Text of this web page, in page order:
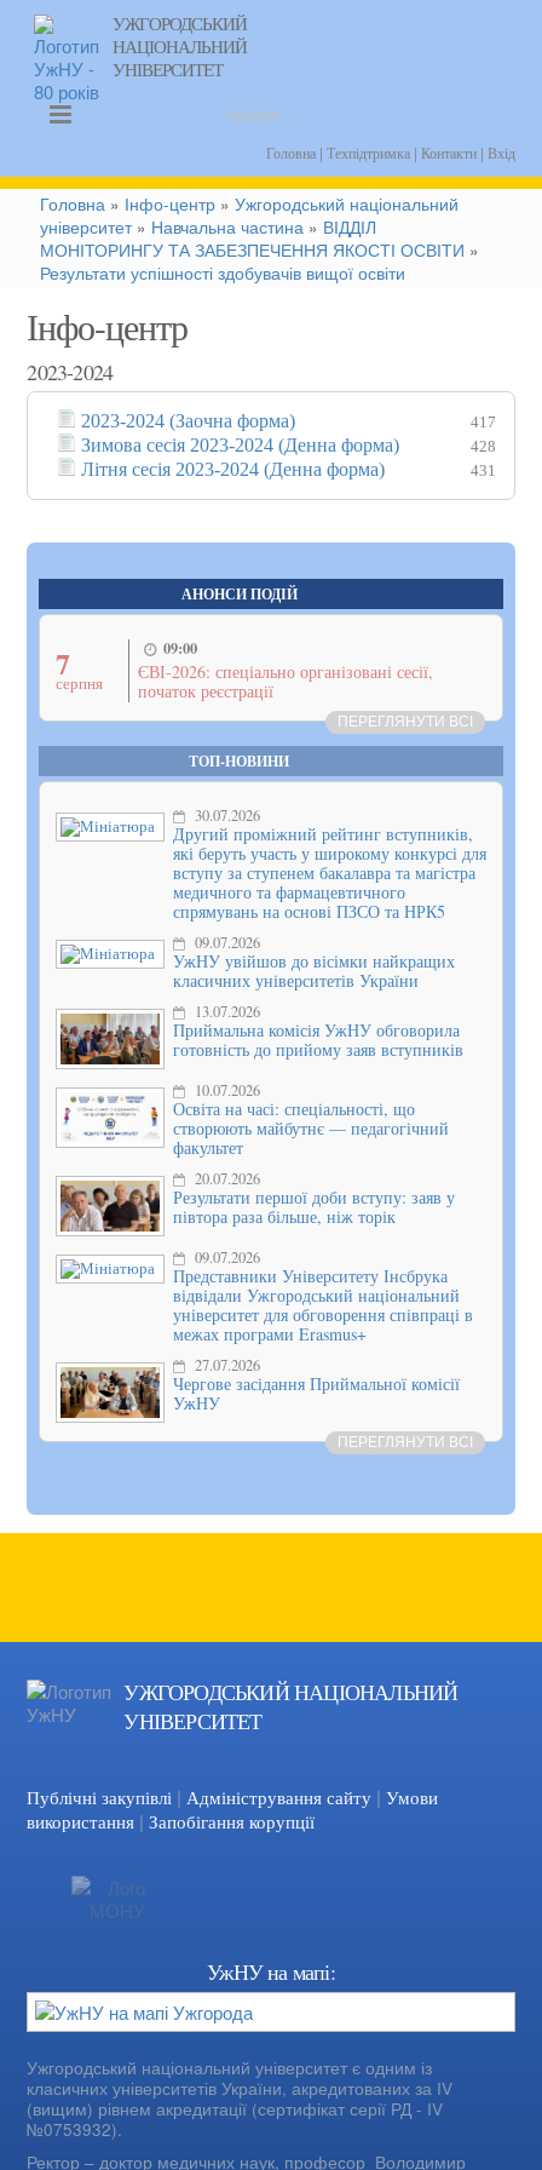
УЖГОРОДСЬКИЙ
НАЦІОНАЛЬНИЙ
УНІВЕРСИТЕТ
Головна| Техпідтримка| Контакти| Вхід
Головна » Інфо-центр »Ужгородський національний
університет» Навчальна частина » ВІДДІЛ
МОНІТОРИНГУ ТА ЗАБЕЗПЕЧЕННЯ ЯКОСТІ ОСВІТИ »
Результати успішності здобувачів вищої освіти
Інфо-центр
2023-2024
2023-2024 (Заочна форма) 417
Зимова сесія 2023-2024 (Денна форма) 428
Літня сесія 2023-2024 (Денна форма) 431
АНОНСИ ПОДІЙ
7
серпня
09:00
ЄВІ-2026: спеціально організовані сесії,
початок реєстрації
ПЕРЕГЛЯНУТИ ВСІ
ТОП-НОВИНИ
30.07.2026
Другий проміжний рейтинг вступників,
які беруть участь у широкому конкурсі для
вступу за ступенем бакалавра та магістра
медичного та фармацевтичного
спрямувань на основі ПЗСО та НРК5
09.07.2026
УжНУ увійшов до вісімки найкращих
класичних університетів України
13.07.2026
Приймальна комісія УжНУ обговорила
готовність до прийому заяв вступників
10.07.2026
Освіта на часі: спеціальності, що
створюють майбутнє — педагогічний
факультет
20.07.2026
Результати першої доби вступу: заяв у
півтора раза більше, ніж торік
09.07.2026
Представники Університету Інсбрука
відвідали Ужгородський національний
університет для обговорення співпраці в
межах програми Erasmus+
27.07.2026
Чергове засідання Приймальної комісії
УжНУ
ПЕРЕГЛЯНУТИ ВСІ
УЖГОРОДСЬКИЙ НАЦІОНАЛЬНИЙ
УНІВЕРСИТЕТ
Facebook
Публічні закупівлі | Адміністрування сайту | Умови
використання | Запобігання корупції
УжНУ на мапі:
Ужгородський національний університет є одним із
класичних університетів України, акредитованих за IV
(вищим) рівнем акредитації (сертифікат серії РД - IV
№0753932).
Ректор – доктор медичних наук, професор Володимир